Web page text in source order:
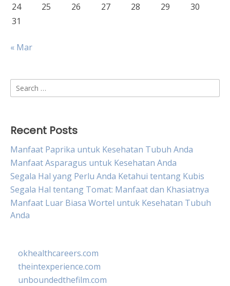
24 25 26 27 28 29
30
31
« Mar
Search
for:
Recent Posts
Manfaat Paprika untuk Kesehatan Tubuh Anda
Manfaat Asparagus untuk Kesehatan Anda
Segala Hal yang Perlu Anda Ketahui tentang Kubis
Segala Hal tentang Tomat: Manfaat dan Khasiatnya
Manfaat Luar Biasa Wortel untuk Kesehatan Tubuh
Anda
okhealthcareers.com
theintexperience.com
unboundedthefilm.com